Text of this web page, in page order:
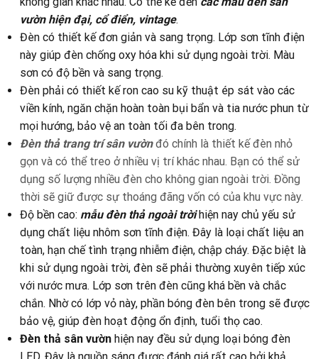
vườn hiện đại, cổ điển, vintage.
Đèn có thiết kế đơn giản và sang trọng. Lớp sơn tĩnh điện
này giúp đèn chống oxy hóa khi sử dụng ngoài trời. Màu
sơn có độ bền và sang trọng.
Đèn phải có thiết kế ron cao su kỹ thuật ép sát vào các
viền kính, ngăn chặn hoàn toàn bụi bẩn và tia nước phun từ
mọi hướng, bảo vệ an toàn tối đa bên trong.
Đèn thả trang trí sân vườnđó chính là thiết kế đèn nhỏ
gọn và có thể treo ở nhiều vị trí khác nhau. Bạn có thể sử
dụng số lượng nhiều đèn cho không gian ngoài trời. Đồng
thời sẽ giữ được sự thoáng đãng vốn có của khu vực này.
Độ bền cao: mẫu đèn thả ngoài trờihiện nay chủ yếu sử
dụng chất liệu nhôm sơn tĩnh điện. Đây là loại chất liệu an
toàn, hạn chế tình trạng nhiễm điện, chập cháy. Đặc biệt là
khi sử dụng ngoài trời, đèn sẽ phải thường xuyên tiếp xúc
với nước mưa. Lớp sơn trên đèn cũng khá bền và chắc
chắn. Nhờ có lớp vỏ này, phần bóng đèn bên trong sẽ được
bảo vệ, giúp đèn hoạt động ổn định, tuổi thọ cao.
Đèn thả sân vườn hiện nay đều sử dụng loại bóng đèn